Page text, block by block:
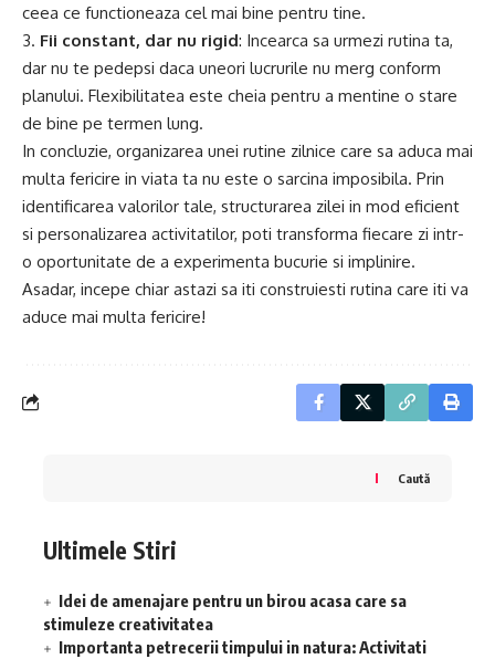
ceea ce functioneaza cel mai bine pentru tine.
3. Fii constant, dar nu rigid: Incearca sa urmezi rutina ta,
dar nu te pedepsi daca uneori lucrurile nu merg conform
planului. Flexibilitatea este cheia pentru a mentine o stare
de bine pe termen lung.
In concluzie, organizarea unei rutine zilnice care sa aduca mai
multa fericire in viata ta nu este o sarcina imposibila. Prin
identificarea valorilor tale, structurarea zilei in mod eficient
si personalizarea activitatilor, poti transforma fiecare zi intr-
o oportunitate de a experimenta bucurie si implinire.
Asadar, incepe chiar astazi sa iti construiesti rutina care iti va
aduce mai multa fericire!
Caută
Ultimele Stiri
Idei de amenajare pentru un birou acasa care sa
stimuleze creativitatea
Importanta petrecerii timpului in natura: Activitati